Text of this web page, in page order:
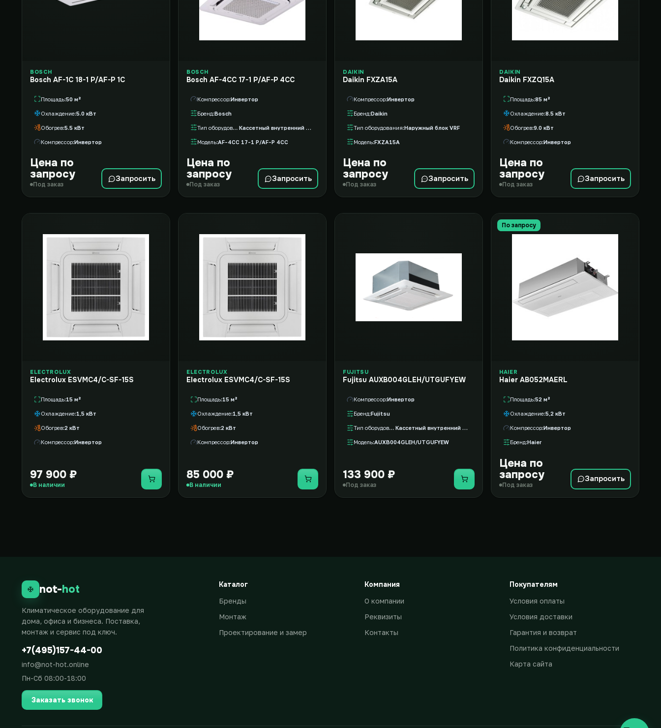
BOSCH
Bosch AF-1C 18-1 P/AF-P 1C
Площадь 50 м²
Охлаждение 5.0 кВт
Обогрев 5.5 кВт
Компрессор Инвертор
Цена по
запросу
Под заказ
Запросить
BOSCH
Bosch AF-4CC 17-1 P/AF-P 4CC
Компрессор Инвертор
Бренд Bosch
Тип оборудования Кассетный внутренний блок VRF
Модель AF-4CC 17-1 P/AF-P 4CC
Цена по
запросу
Под заказ
Запросить
DAIKIN
Daikin FXZA15A
Компрессор Инвертор
Бренд Daikin
Тип оборудования Наружный блок VRF
Модель FXZA15A
Цена по
запросу
Под заказ
Запросить
DAIKIN
Daikin FXZQ15A
Площадь 85 м²
Охлаждение 8.5 кВт
Обогрев 9.0 кВт
Компрессор Инвертор
Цена по
запросу
Под заказ
Запросить
ELECTROLUX
Electrolux ESVMC4/C-SF-15S
Площадь 15 м²
Охлаждение 1,5 кВт
Обогрев 2 кВт
Компрессор Инвертор
97 900 ₽
В наличии Купить
ELECTROLUX
Electrolux ESVMC4/C-SF-15S
Площадь 15 м²
Охлаждение 1,5 кВт
Обогрев 2 кВт
Компрессор Инвертор
85 000 ₽
В наличии Купить
FUJITSU
Fujitsu AUXB004GLEH/UTGUFYEW
Компрессор Инвертор
Бренд Fujitsu
Тип оборудования Кассетный внутренний блок VRF
Модель AUXB004GLEH/UTGUFYEW
133 900 ₽
Под заказ Купить
По запросу
HAIER
Haier AB052MAERL
Площадь 52 м²
Охлаждение 5,2 кВт
Компрессор Инвертор
Бренд Haier
Цена по
запросу
Под заказ
Запросить
not-hot
Климатическое оборудование для
дома, офиса и бизнеса. Поставка,
монтаж и сервис под ключ.
+7(495)157-44-00
info@not-hot.online
Пн-Сб 08:00-18:00
Заказать звонок
Каталог
Бренды
Монтаж
Проектирование и замер
Компания
О компании
Реквизиты
Контакты
Покупателям
Условия оплаты
Условия доставки
Гарантия и возврат
Политика конфиденциальности
Карта сайта